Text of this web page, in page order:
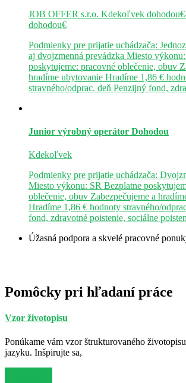
JOB OFFER s.r.o. Kdekoľvek
dohodou€
Podmienky pre prijatie uchádzača:
aj dvojzmenná prevádzka Miesto
poskytujeme: pracovné oblečenie, obuv
hradíme ubytovanie Hradíme 1,86 €
stravného/odprac. deň Penzijný fond,
Junior výrobný operátor Dohodou
Kdekoľvek
Podmienky pre prijatie uchádzača:
Miesto výkonu: SR Bezplatne
oblečenie, obuv Zabezpečujeme a
Hradíme 1,86 € hodnoty stravného/
fond, zdravotné poistenie, sociálne
Úžasná podpora a skvelé pracovné
Pomôcky pri hľadaní práce
Vzor životopisu
Ponúkame vám vzor štrukturovaného
jazyku. Inšpirujte sa,